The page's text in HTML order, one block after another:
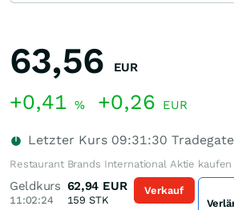
63,56 EUR
+0,41 % +0,26 EUR
Letzter Kurs 09:31:30 Tradegate
Restaurant Brands International Aktie kaufen
Geldkurs
11:02:24
62,94 EUR
159 STK
Verkauf